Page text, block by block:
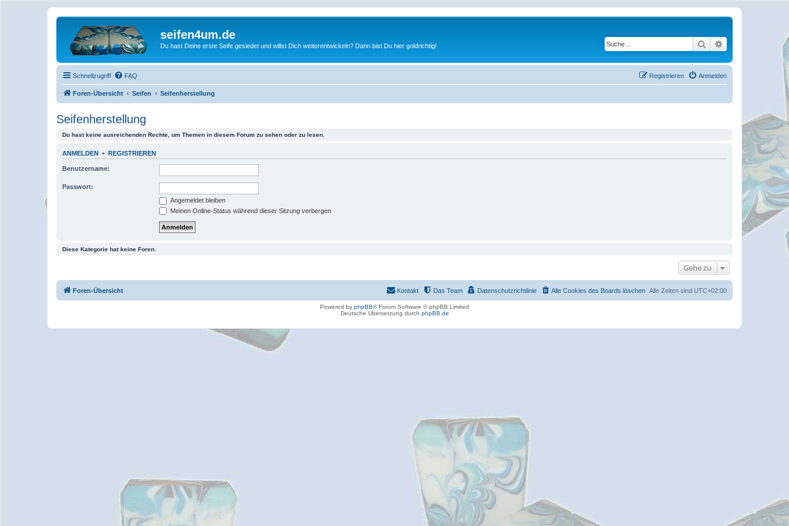
seifen4um.de
Du hast Deine erste Seife gesiedet und willst Dich weiterentwickeln? Dann bist Du hier goldrichtig! Suche Erweiterte Suche
Schnellzugriff FAQ Anmelden
Registrieren
Foren-Übersicht Seifen Seifenherstellung
Seifenherstellung
Du hast keine ausreichenden Rechte, um Themen in diesem Forum zu sehen oder zu lesen.
ANMELDEN • REGISTRIEREN
Benutzername:
Passwort:
Angemeldet bleiben
Meinen Online-Status während dieser Sitzung verbergen
Diese Kategorie hat keine Foren.
Gehe zu
Foren-Übersicht Alle Zeiten sind UTC+02:00
Alle Cookies des Boards löschen
Datenschutzrichtlinie
Das Team
Kontakt
Powered by phpBB® Forum Software © phpBB Limited
Deutsche Übersetzung durch phpBB.de